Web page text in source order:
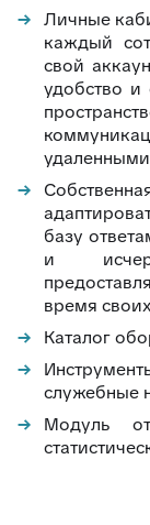
Личные
каждый
свой
удобство и
базу
и
время
Каталог
служебные
Модуль